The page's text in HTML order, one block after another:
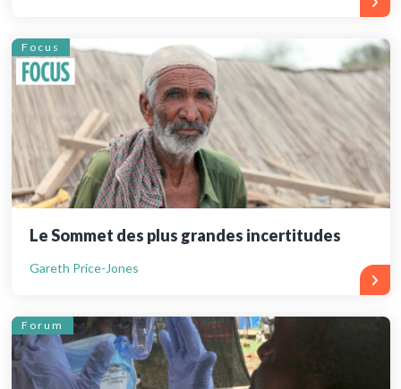
Focus
Le Sommet des plus grandes incertitudes
Gareth Price-Jones
Forum